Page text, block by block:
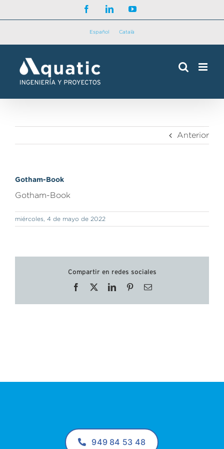
FacebookLinkedInYouTube
Español Català
Anterior
Gotham-Book
Gotham-Book
miércoles, 4 de mayo de 2022
Compartir en redes sociales
Facebook LinkedInPinterestCorreo
949 84 53 48